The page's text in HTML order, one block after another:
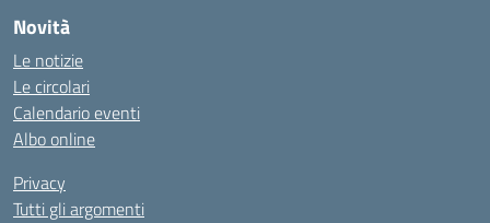
Novità
Le notizie
Le circolari
Calendario eventi
Albo online
Privacy
Tutti gli argomenti